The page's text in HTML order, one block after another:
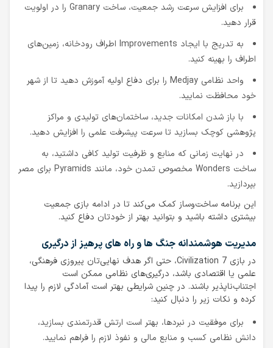
برای افزایش سرعت رشد جمعیت، ساخت Granary را در اولویت
قرار دهید.
به تدریج با ایجاد Improvements اطراف رودخانه، زمین‌های
اطراف را بهینه کنید.
واحد نظامی Medjay را برای دفاع اولیه آموزش دهید تا از شهر
خود محافظت نمایید.
با باز شدن امکانات جدید، ساختمان‌های تولیدی و مراکز
پژوهشی کوچک بسازید تا سرعت پیشرفت علمی را افزایش دهید.
در نهایت زمانی که منابع و ظرفیت تولید کافی داشتید، به
ساخت Wonders مخصوص تمدن خود، مانند Pyramids برای مصر
بپردازید.
این برنامه ساخت‌وساز کمک می‌کند تا در ادامه بازی جمعیت
بیشتری داشته باشید و بتوانید بهتر از خودتان دفاع کنید.
مدیریت هوشمندانه‌ جنگ ‌ها و راه‌ های پرهیز از درگیری
در بازی Civilization 7، حتی اگر هدف نهایی‌تان پیروزی فرهنگی،
علمی یا اقتصادی باشد، درگیری‌های نظامی ممکن است
اجتناب‌ناپذیر باشند. در چنین شرایطی بهتر است آمادگی لازم را پیدا
کرده و نکات زیر را دنبال کنید:
برای موفقیت در نبردها، بهتر است ارتش قدرتمندی بسازید،
دانش نظامی کسب و منابع مالی و نفوذ لازم را فراهم نمایید.